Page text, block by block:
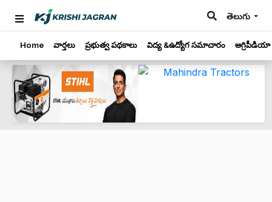
తెలుగు
Home వార్తలు ప్రభుత్వ పథకాలు విద్య &ఉద్యోగ సమాచారం అగ్రిపీడియా